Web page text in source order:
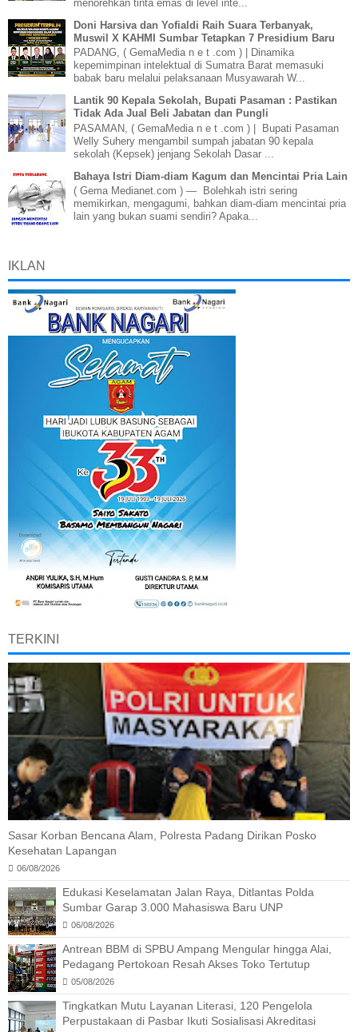
menorehkan tinta emas di level inte...
Doni Harsiva dan Yofialdi Raih Suara Terbanyak,
Muswil X KAHMI Sumbar Tetapkan 7 Presidium Baru
PADANG, ( GemaMedia n e t .com ) | Dinamika
kepemimpinan intelektual di Sumatra Barat memasuki
babak baru melalui pelaksanaan Musyawarah W...
Lantik 90 Kepala Sekolah, Bupati Pasaman : Pastikan
Tidak Ada Jual Beli Jabatan dan Pungli
PASAMAN, ( GemaMedia n e t .com ) | Bupati Pasaman
Welly Suhery mengambil sumpah jabatan 90 kepala
sekolah (Kepsek) jenjang Sekolah Dasar ...
Bahaya Istri Diam-diam Kagum dan Mencintai Pria Lain
( Gema Medianet.com ) — Bolehkah istri sering
memikirkan, mengagumi, bahkan diam-diam mencintai pria
lain yang bukan suami sendiri? Apaka...
IKLAN
TERKINI
Sasar Korban Bencana Alam, Polresta Padang Dirikan Posko
Kesehatan Lapangan
06/08/2026
Edukasi Keselamatan Jalan Raya, Ditlantas Polda
Sumbar Garap 3.000 Mahasiswa Baru UNP
06/08/2026
Antrean BBM di SPBU Ampang Mengular hingga Alai,
Pedagang Pertokoan Resah Akses Toko Tertutup
05/08/2026
Tingkatkan Mutu Layanan Literasi, 120 Pengelola
Perpustakaan di Pasbar Ikuti Sosialisasi Akreditasi